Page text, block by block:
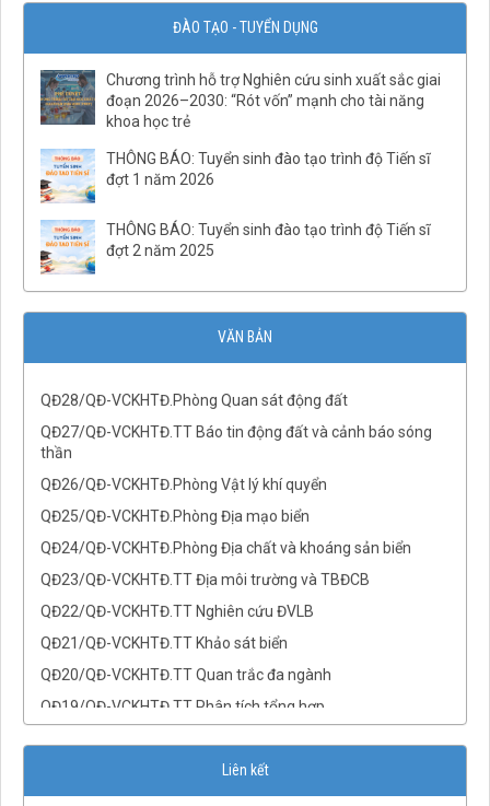
ĐÀO TẠO - TUYỂN DỤNG
Chương trình hỗ trợ Nghiên cứu sinh xuất sắc giai
đoạn 2026–2030: “Rót vốn” mạnh cho tài năng
khoa học trẻ
THÔNG BÁO: Tuyển sinh đào tạo trình độ Tiến sĩ
đợt 1 năm 2026
THÔNG BÁO: Tuyển sinh đào tạo trình độ Tiến sĩ
đợt 2 năm 2025
VĂN BẢN
QĐ03/QĐ-VCKHTĐ.Phòng Thạch luận và Sinh khoáng
QĐ số 07-QĐ/VHLKHCNVN Quy tắc ứng xử của cán bộ, viên
chức và người lao động Viện Hàn lâm Khoa học và Công
nghệ Việt Nam
QĐ02/QĐ-VCKHTĐ.Phòng Quản lý tổng hợp
QĐ32/QĐ-VCKHTĐ.Phòng Vật lý địa chất
QĐ31/QĐ-VCKHTĐ.Phòng Điện ly
QĐ30/QĐ-VCKHTĐ.Phòng Địa từ
thần
QĐ18/QĐ-VCKHTĐ.TT Phân tích và Mô hình dữ liệu địa
không gian
QĐ17/QĐ-VCKHTĐ.TT Tài nguyên nước
Liên kết